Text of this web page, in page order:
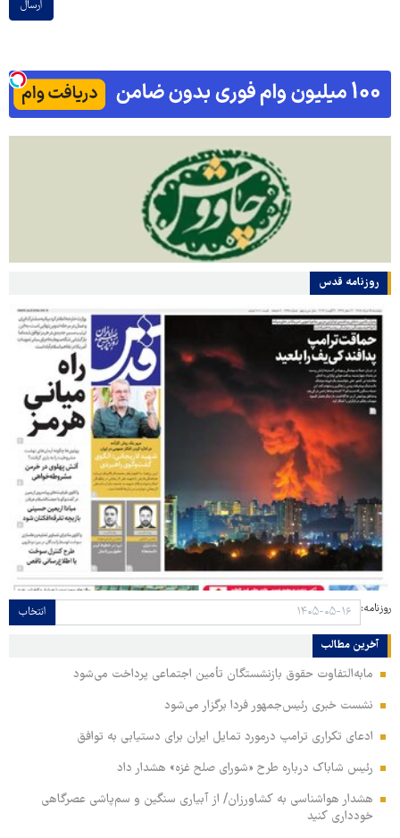
ارسال
روزنامه قدس
روزنامه: انتخاب
آخرین مطالب
مابه‌التفاوت حقوق بازنشستگان تأمین اجتماعی پرداخت می‌شود
نشست خبری رئیس‌جمهور فردا برگزار می‌شود
ادعای تکراری ترامپ درمورد تمایل ایران برای دستیابی به توافق
رئیس شاباک درباره طرح «شورای صلح غزه» هشدار داد
هشدار هواشناسی به کشاورزان/ از آبیاری سنگین و سم‌پاشی عصرگاهی
خودداری کنید